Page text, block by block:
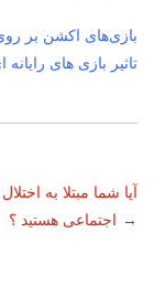
بازی‌های اکشن بر
تاثیر بازی های رایانه
ناوبری
نوشته
آیا شما مبتلا به
اجتماعی هستید ؟ →